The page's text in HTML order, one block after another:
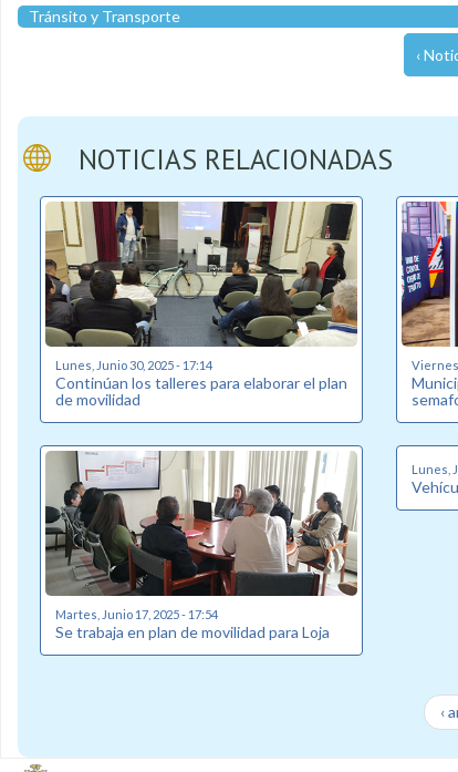
Tránsito y Transporte
‹
NOTICIAS RELACIONADAS
Lunes, Junio 30, 2025 - 17:14
Continúan los talleres para elaborar el plan
de movilidad
Martes, Junio 17, 2025 - 17:54
Se trabaja en plan de movilidad para Loja
Lunes,
‹